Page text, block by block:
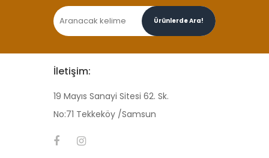
Ürünlerde Ara!
İletişim:
19 Mayıs Sanayi Sitesi 62. Sk.
No:71 Tekkeköy /Samsun